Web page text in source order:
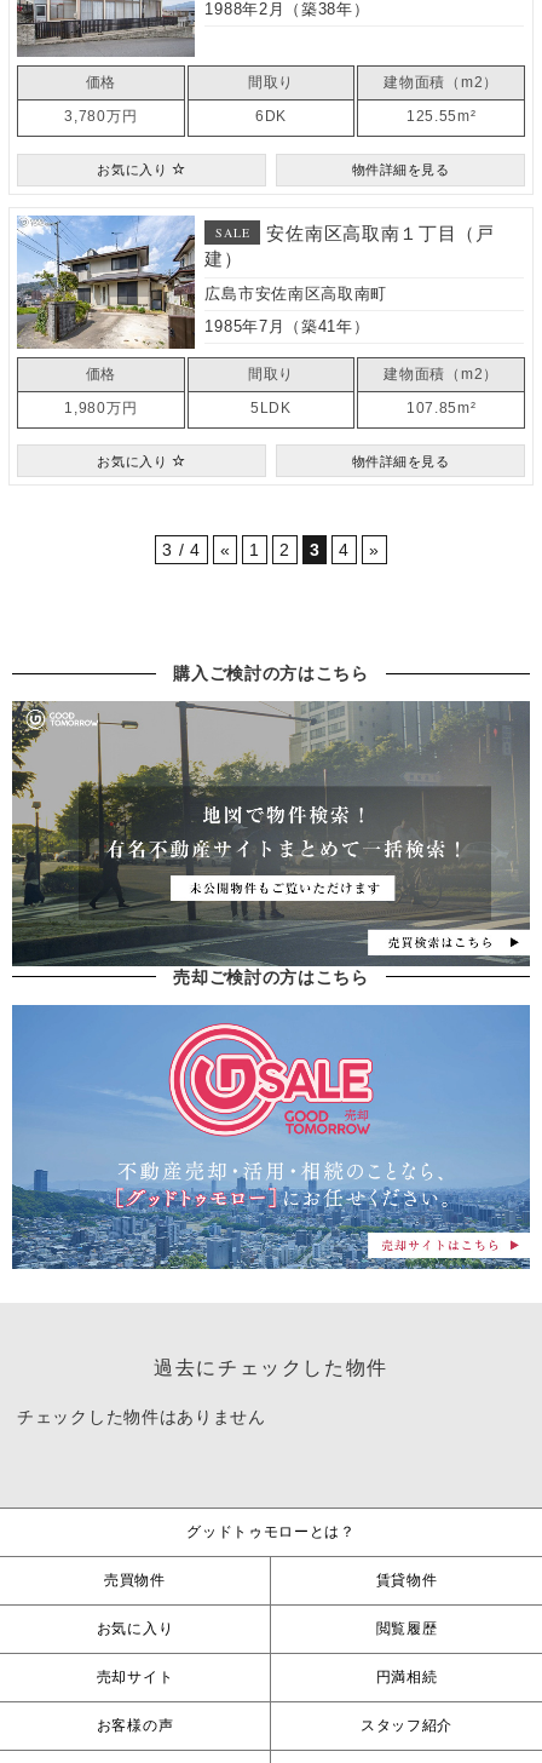
1988年2月（築38年）
価格
3,780万円
間取り
6DK
建物面積（m2）
125.55m²
お気に入り 物件詳細を見る
SALE
安佐南区高取南１丁目（戸
建）
広島市安佐南区高取南町
1985年7月（築41年）
価格
1,980万円
間取り
5LDK
建物面積（m2）
107.85m²
お気に入り 物件詳細を見る
3 / 4 « 1 2 3 4 »
購入ご検討の方はこちら
売却ご検討の方はこちら
過去にチェックした物件
チェックした物件はありません
グッドトゥモローとは？
売買物件 賃貸物件
お気に入り 閲覧履歴
売却サイト 円満相続
お客様の声 スタッフ紹介